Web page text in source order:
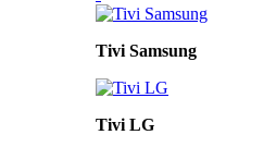
Tivi Samsung
Tivi LG